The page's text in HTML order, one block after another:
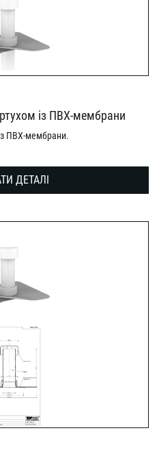
із ПВХ-мембрани
ПВХ-мембрани.
ДЕТАЛІ